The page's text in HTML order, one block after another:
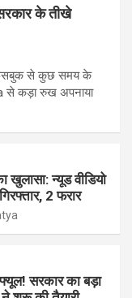
के तीखे
फेसबुक से कुछ समय के
से कड़ा रुख अपनाया
खुलासा: न्यूड वीडियो
2 फरार
सरकार का बड़ा